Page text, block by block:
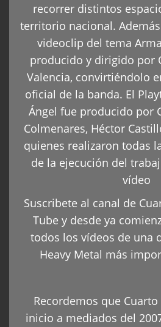
recorrer distintos
territorio nacional.
videoclip del tema
producido y dirigido por
Valencia, convirtiéndolo
oficial de la banda. El
Ángel fue producido por
Colmenares, Héctor
quienes realizaron todas
de la ejecución del
vídeo
Suscribete al canal de
Tube y desde ya
todos los vídeos de una
Heavy Metal más
Recordemos que
inicio a mediados del